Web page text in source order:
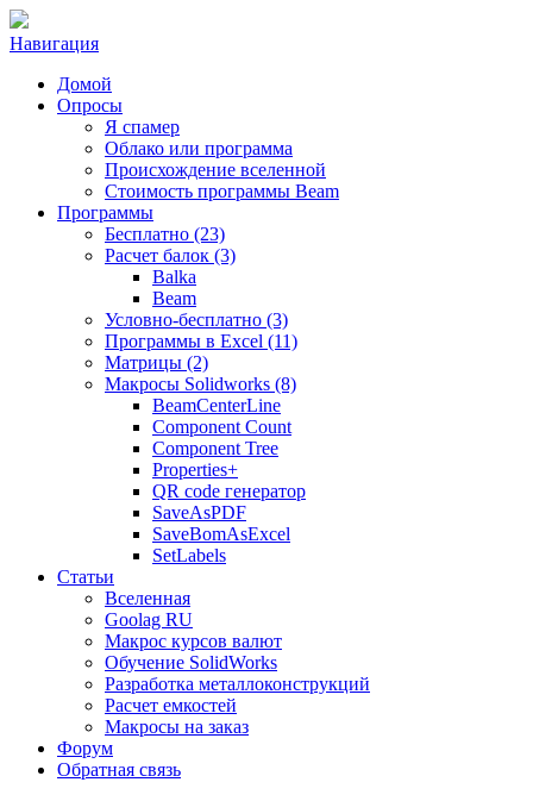
Навигация
Домой
Опросы
Я спамер
Облако или программа
Происхождение вселенной
Стоимость программы Beam
Программы
Бесплатно (23)
Расчет балок (3)
Balka
Beam
Условно-бесплатно (3)
Программы в Excel (11)
Матрицы (2)
Макросы Solidworks (8)
BeamCenterLine
Component Count
Component Tree
Properties+
QR code генератор
SaveAsPDF
SaveBomAsExcel
SetLabels
Статьи
Вселенная
Goolag RU
Макрос курсов валют
Обучение SolidWorks
Разработка металлоконструкций
Расчет емкостей
Макросы на заказ
Форум
Обратная связь